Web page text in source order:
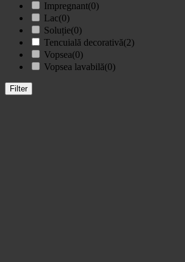
Impregnant(0)
Lac(0)
Soluție(0)
Tencuială decorativă(2)
Vopsea(0)
Vopsea lavabilă(0)
Filter